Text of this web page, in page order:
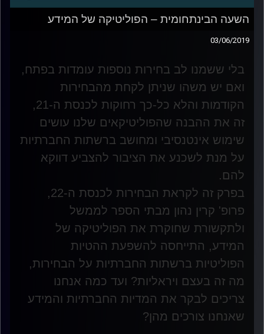
השעה הבינתחומית – הפוליטיקה של המידע
03/06/2019
בלי ששמנו לב בחירות נוספות עומדות בפתח,
ואם יש משהו שניתן לקחת מהבחירות
הקודמות והלא כל-כך רחוקות לכנסת ה-21,
זה את ההבנה שהפוליטיקאים שלנו עושים
שימוש אינטנסיבי ומחושב ברשתות החברתיות
על מנת לשכנע את הציבור להצביע דווקא
להם.
בפרק זה לקראת הבחירות לכנסת ה-22,
פרופ' קרין נהון מבתי הספר לממשל
ולתקשורת שחוקרת את הפוליטיקה של
המידע, התייחסה להשפעת ההטיות
הפוליטיות ברשתות החברתיות על הבחירות,
מה זה בעצם ויראליות? ועד כמה אנחנו
צריכים לבקר את המדיות החברתיות והמידע
שאנחנו צורכים מהן?